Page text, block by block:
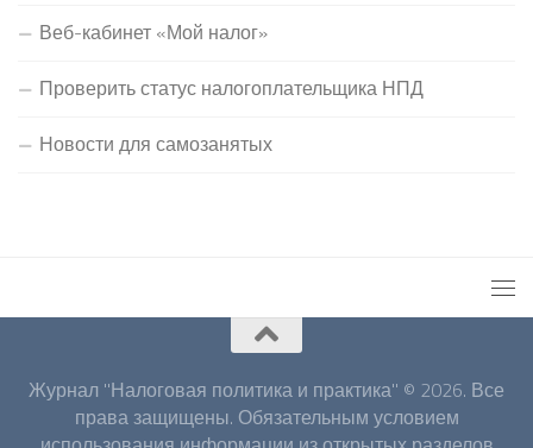
Веб-кабинет «Мой налог»
Проверить статус налогоплательщика НПД
Новости для самозанятых
Журнал "Налоговая политика и практика" © 2026. Все
права защищены. Обязательным условием